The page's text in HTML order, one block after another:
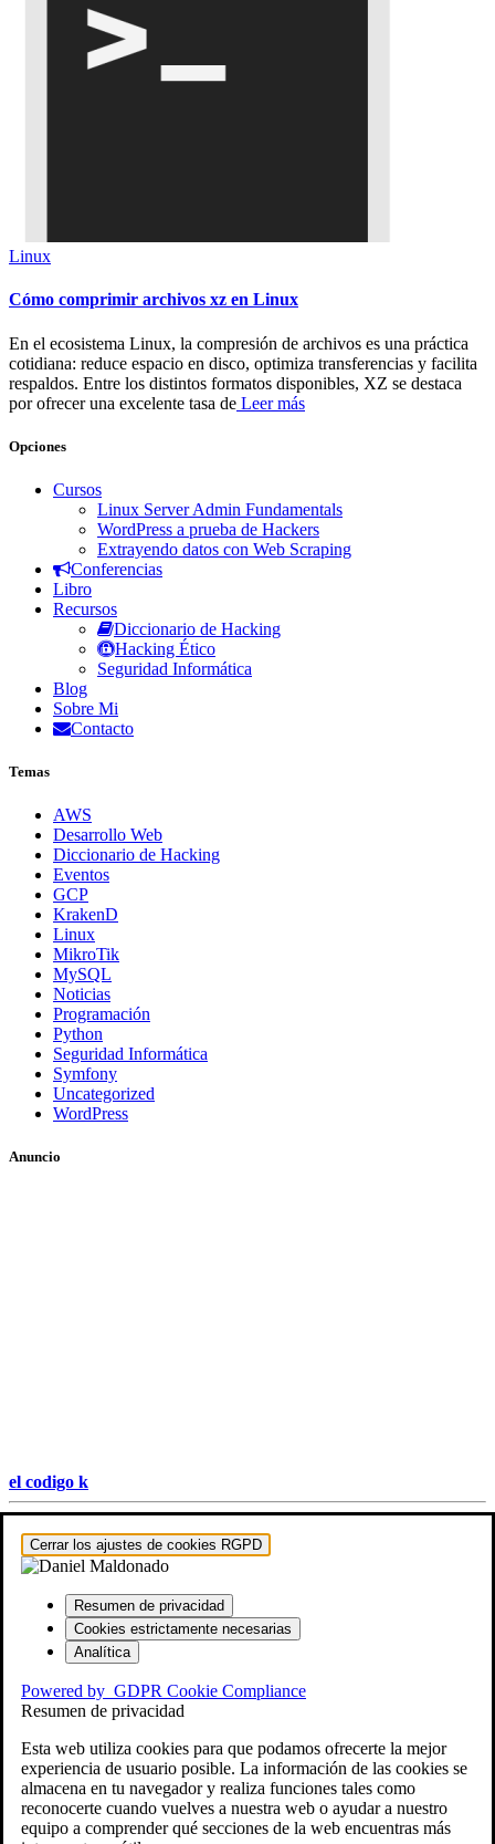
Linux
Cómo comprimir archivos xz en Linux
En el ecosistema Linux, la compresión de archivos es una práctica
cotidiana: reduce espacio en disco, optimiza transferencias y facilita
respaldos. Entre los distintos formatos disponibles, XZ se destaca
por ofrecer una excelente tasa de Leer más
Opciones
Cursos
Linux Server Admin Fundamentals
WordPress a prueba de Hackers
Extrayendo datos con Web Scraping
Conferencias
Libro
Recursos
Diccionario de Hacking
Hacking Ético
Seguridad Informática
Blog
Sobre Mi
Contacto
Temas
AWS
Desarrollo Web
Diccionario de Hacking
Eventos
GCP
KrakenD
Linux
MikroTik
MySQL
Noticias
Programación
Python
Seguridad Informática
Symfony
Uncategorized
WordPress
Anuncio
el codigo k
Hestia | Desarrollado porThemeIsle
Cerrar los ajustes de cookies RGPD
Resumen de privacidad
Cookies estrictamente necesarias
Analítica
Powered by GDPR Cookie Compliance
Resumen de privacidad
Esta web utiliza cookies para que podamos ofrecerte la mejor
experiencia de usuario posible. La información de las cookies se
almacena en tu navegador y realiza funciones tales como
reconocerte cuando vuelves a nuestra web o ayudar a nuestro
equipo a comprender qué secciones de la web encuentras más